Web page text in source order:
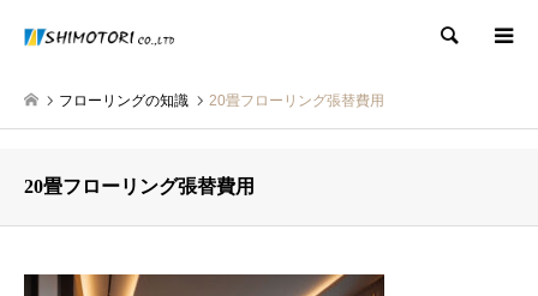
検索
フローリングの知識 20畳フローリング張替費用
20畳フローリング張替費用